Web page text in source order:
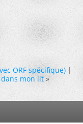
ORF spécifique)|
mon lit »